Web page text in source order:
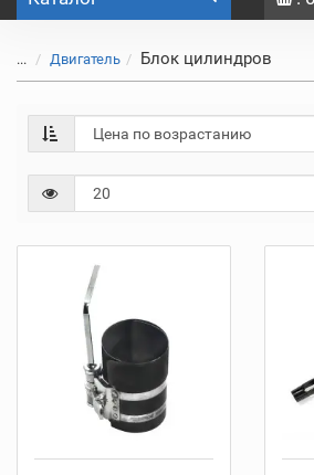
... Двигатель Блок цилиндров